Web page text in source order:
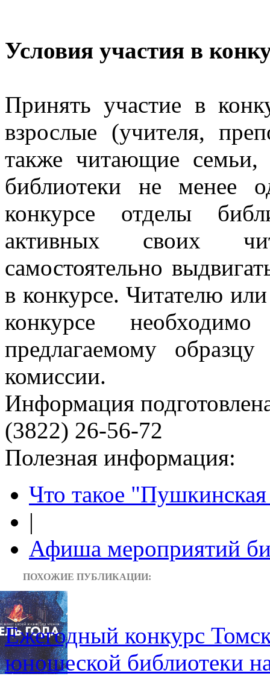
Условия участия в
Принять участие в
взрослые (учителя,
также читающие семьи,
библиотеки не менее
конкурсе отделы
активных своих
самостоятельно
в конкурсе. Читателю
конкурсе
предлагаемому
комиссии.
Информация
(3822) 26-56-72
Полезная информация:
Что такое "Пушкинская
|
Афиша мероприятий
ПОХОЖИЕ ПУБЛИКАЦИИ:
Ежегодный конкурс
юношеской библиотеки